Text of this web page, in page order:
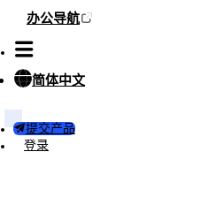
办公导航
简体中文
提交产品
登录